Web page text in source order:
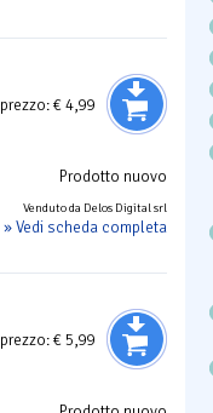
prezzo:€ 4,99
Prodotto nuovo
Venduto da Delos Digital srl
» Vedi scheda completa
prezzo:€ 5,99